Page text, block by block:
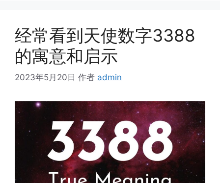
经常看到天使数字3388
的寓意和启示
2023年5月20日 作者 admin